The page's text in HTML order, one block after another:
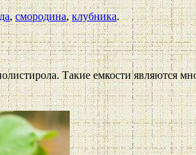
,смородина,клубника.
Такие емкости являются